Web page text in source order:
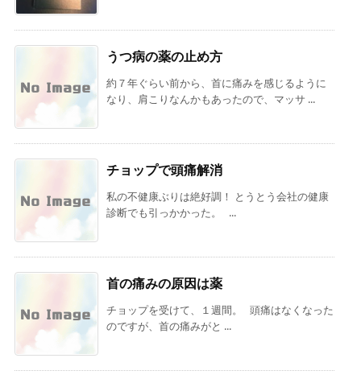
うつ病の薬の止め方
約７年ぐらい前から、首に痛みを感じるように
なり、肩こりなんかもあったので、マッサ ...
チョップで頭痛解消
私の不健康ぶりは絶好調！ とうとう会社の健康
診断でも引っかかった。 ...
首の痛みの原因は薬
チョップを受けて、１週間。 頭痛はなくなった
のですが、首の痛みがと ...